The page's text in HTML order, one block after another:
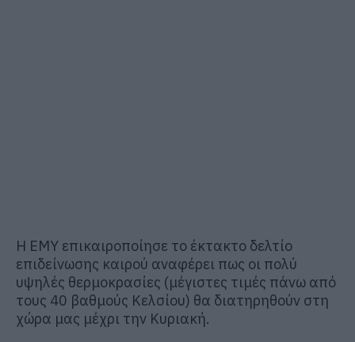
Η ΕΜΥ επικαιροποίησε το έκτακτο δελτίο
επιδείνωσης καιρού αναφέρει πως οι πολύ
υψηλές θερμοκρασίες (μέγιστες τιμές πάνω από
τους 40 βαθμούς Κελσίου) θα διατηρηθούν στη
χώρα μας μέχρι την Κυριακή.